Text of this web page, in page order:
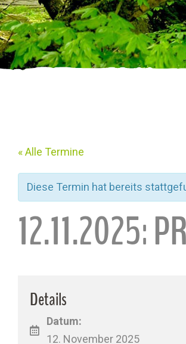
« Alle Termine
Diese Termin hat bereits
12.11.2025:
Details
Datum:
12. November 2025